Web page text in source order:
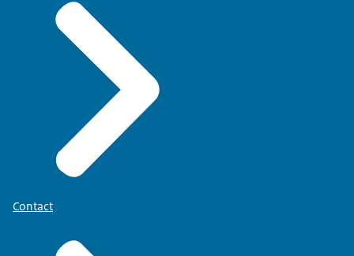
Contact